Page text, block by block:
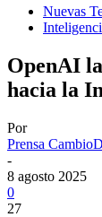
Nuevas
OpenAI
hacia la
Por
Prensa
-
8 agosto 2025
0
27